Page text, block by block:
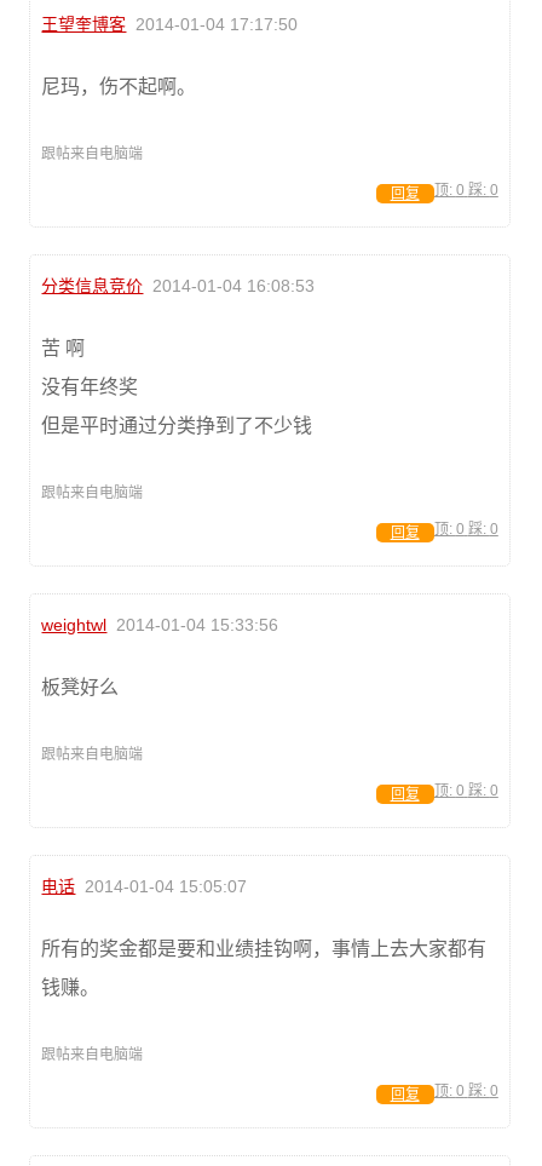
王望奎博客 2014-01-04 17:17:50
尼玛，伤不起啊。
跟帖来自电脑端
顶: 0 踩: 0
回复
分类信息竞价 2014-01-04 16:08:53
苦 啊
没有年终奖
但是平时通过分类挣到了不少钱
跟帖来自电脑端
顶: 0 踩: 0
回复
weightwl 2014-01-04 15:33:56
板凳好么
跟帖来自电脑端
顶: 0 踩: 0
回复
电话 2014-01-04 15:05:07
所有的奖金都是要和业绩挂钩啊，事情上去大家都有
钱赚。
跟帖来自电脑端
顶: 0 踩: 0
回复